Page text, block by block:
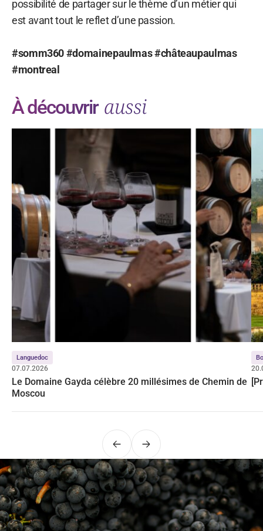
possibilité de partager sur le thème d’un métier qui
est avant tout le reflet d’une passion.
#somm360 #domainepaulmas #châteaupaulmas
#montreal
À découvrir aussi
Languedoc
07.07.2026
Le Domaine Gayda célèbre 20 millésimes de Chemin de
Moscou
PrécédentSuivant